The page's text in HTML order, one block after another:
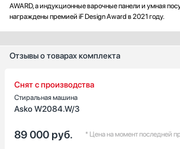
AWARD, а индукционные варочные панели и умная
награждены премией iF Design Award в 2021 году.
Отзывы о товарах комплекта
Снят с производства
Стиральная машина
Asko W2084.W/3
* Цена на момент последней
89 000 руб.